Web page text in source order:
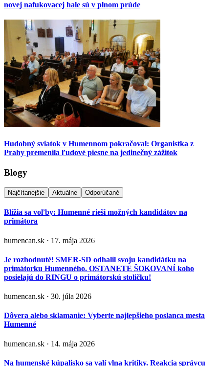
novej nafukovacej hale sú v plnom prúde
Hudobný sviatok v Humennom pokračoval: Organistka z
Prahy premenila ľudové piesne na jedinečný zážitok
Blogy
Najčítanejšie Aktuálne Odporúčané
Blížia sa voľby: Humenné rieši možných kandidátov na
primátora
humencan.sk · 17. mája 2026
Je rozhodnuté! SMER-SD odhalil svoju kandidátku na
primátorku Humenného. OSTANETE ŠOKOVANÍ koho
posielajú do RINGU o primátorskú stoličku!
humencan.sk · 30. júla 2026
Dôvera alebo sklamanie: Vyberte najlepšieho poslanca mesta
Humenné
humencan.sk · 14. mája 2026
Na humenské kúpalisko sa valí vlna kritiky. Reakcia správcu